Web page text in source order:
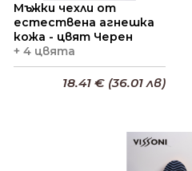
Мъжки чехли от
естествена агнешка
кожа - цвят Черен
+ 4 цвята
Добави в кошницата
18.41 € (36.01 лв)